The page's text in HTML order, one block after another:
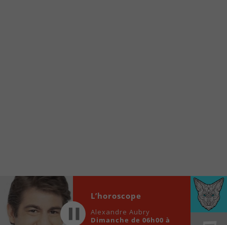
locale vous sont maintenant accessibles en un clic!
Player
00:00
L’horoscope
Alexandre Aubry
Dimanche de 06h00 à